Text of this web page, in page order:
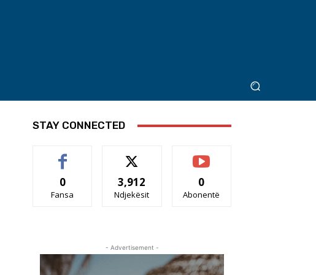
STAY CONNECTED
0
Fansa
3,912
Ndjekësit
0
Abonentë
- Advertisement -